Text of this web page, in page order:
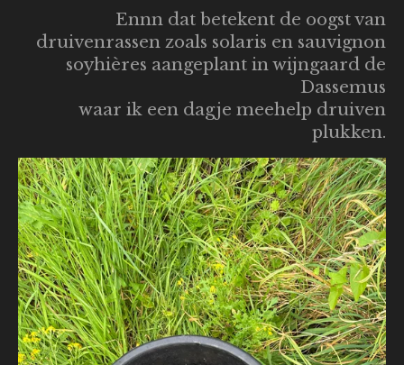
Ennn dat betekent de oogst van
druivenrassen zoals solaris en sauvignon
soyhières aangeplant in wijngaard de
Dassemus
waar ik een dagje meehelp druiven
plukken.